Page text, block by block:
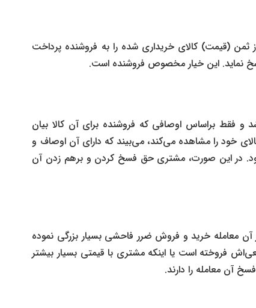
ثمن (قیمت) کالای خریداری شده را به فروشنده پرداخت
نماید. این خیار مخصوص فروشنده است.
و فقط براساس اوصافی که فروشنده برای آن کالا بیان
خود را مشاهده می‌کند، می‌بیند که دارای آن اوصاف و
در این صورت، مشتری حق فسخ کردن و برهم زدن آن
آن معامله خرید و فروش ضرر فاحشی بسیار بزرگی نموده
فروخته است یا اینکه مشتری با قیمتی بسیار بیشتر
آن معامله را دارند.